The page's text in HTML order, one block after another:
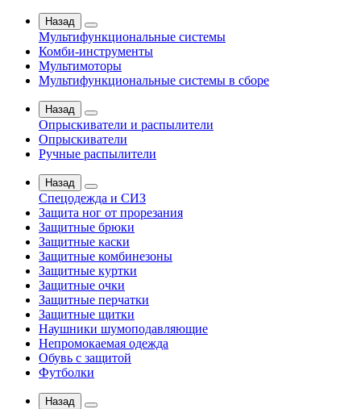
Назад
Мультифункциональные системы
Комби-инструменты
Мультимоторы
Мультифункциональные системы в сборе
Назад
Опрыскиватели и распылители
Опрыскиватели
Ручные распылители
Назад
Спецодежда и СИЗ
Защита ног от прорезания
Защитные брюки
Защитные каски
Защитные комбинезоны
Защитные куртки
Защитные очки
Защитные перчатки
Защитные щитки
Наушники шумоподавляющие
Непромокаемая одежда
Обувь с защитой
Футболки
Назад